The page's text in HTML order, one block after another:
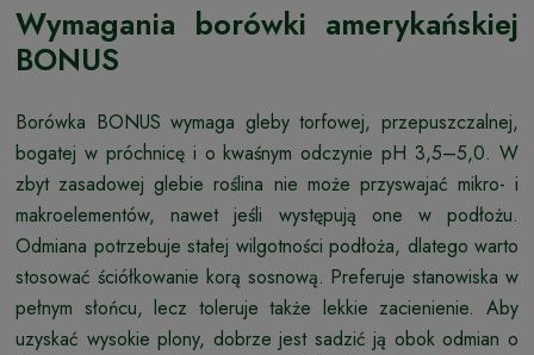
Wymagania borówki amerykańskiej
BONUS
Borówka BONUS wymaga gleby torfowej, przepuszczalnej,
bogatej w próchnicę i o kwaśnym odczynie pH 3,5–5,0. W
zbyt zasadowej glebie roślina nie może przyswajać mikro- i
makroelementów, nawet jeśli występują one w podłożu.
Odmiana potrzebuje stałej wilgotności podłoża, dlatego warto
stosować ściółkowanie korą sosnową. Preferuje stanowiska w
pełnym słońcu, lecz toleruje także lekkie zacienienie. Aby
uzyskać wysokie plony, dobrze jest sadzić ją obok odmian o